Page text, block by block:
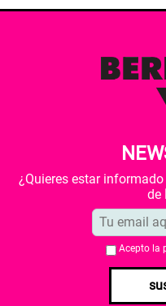
¿Quieres estar
de
Acepto la